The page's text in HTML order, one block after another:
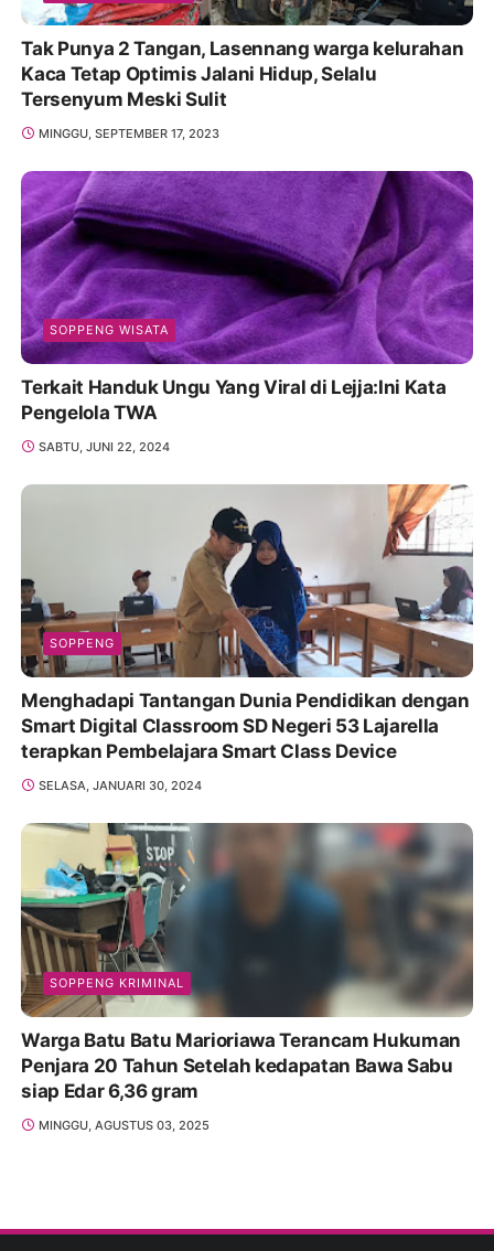
Tak Punya 2 Tangan, Lasennang warga kelurahan
Kaca Tetap Optimis Jalani Hidup, Selalu
Tersenyum Meski Sulit
MINGGU, SEPTEMBER 17, 2023
SOPPENG WISATA
Terkait Handuk Ungu Yang Viral di Lejja:Ini Kata
Pengelola TWA
SABTU, JUNI 22, 2024
SOPPENG
Menghadapi Tantangan Dunia Pendidikan dengan
Smart Digital Classroom SD Negeri 53 Lajarella
terapkan Pembelajara Smart Class Device
SELASA, JANUARI 30, 2024
SOPPENG KRIMINAL
Warga Batu Batu Marioriawa Terancam Hukuman
Penjara 20 Tahun Setelah kedapatan Bawa Sabu
siap Edar 6,36 gram
MINGGU, AGUSTUS 03, 2025